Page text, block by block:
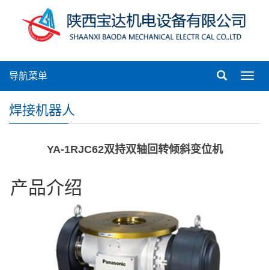
导航菜单
焊接机器人
YA-1RJC62双持双轴回转倾斜变位机
产品介绍